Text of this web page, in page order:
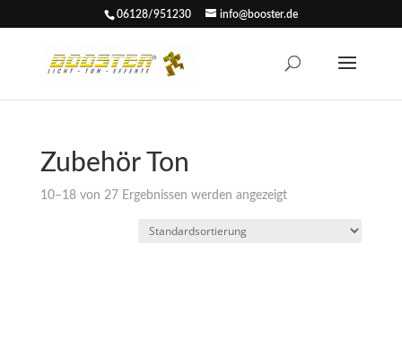
06128/951230 info@booster.de
Zubehör Ton
10–18 von 27 Ergebnissen werden angezeigt